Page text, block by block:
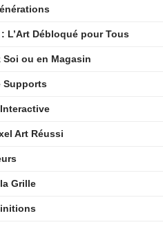
L’Art Débloqué pour Tous
ou en Magasin
Supports
Art Réussi
Grille